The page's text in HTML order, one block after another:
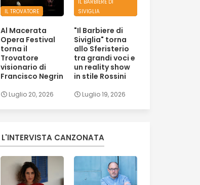
IL TROVATORE
Al Macerata
Opera Festival
torna il
Trovatore
visionario di
Francisco Negrin
Luglio 20, 2026
IL BARBIERE DI
SIVIGLIA
"Il Barbiere di
Siviglia" torna
allo Sferisterio
tra grandi voci e
un reality show
in stile Rossini
Luglio 19, 2026
L'INTERVISTA CANZONATA